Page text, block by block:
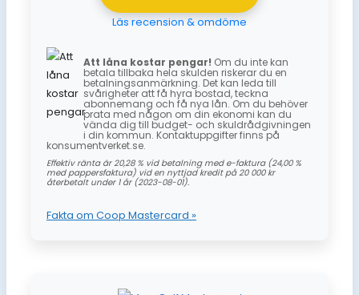
Läs recension & omdöme
Att låna kostar pengar! Om du inte kan
betala tillbaka hela skulden riskerar du en
betalningsanmärkning. Det kan leda till
svårigheter att få hyra bostad, teckna
abonnemang och få nya lån. Om du behöver
prata med någon om din ekonomi kan du
vända dig till budget- och skuldrådgivningen
i din kommun. Kontaktuppgifter finns på
konsumentverket.se.
Effektiv ränta är 20,28 % vid betalning med e-faktura (24,00 %
med pappersfaktura) vid en nyttjad kredit på 20 000 kr
återbetalt under 1 år (2023-08-01).
Fakta om Coop Mastercard »